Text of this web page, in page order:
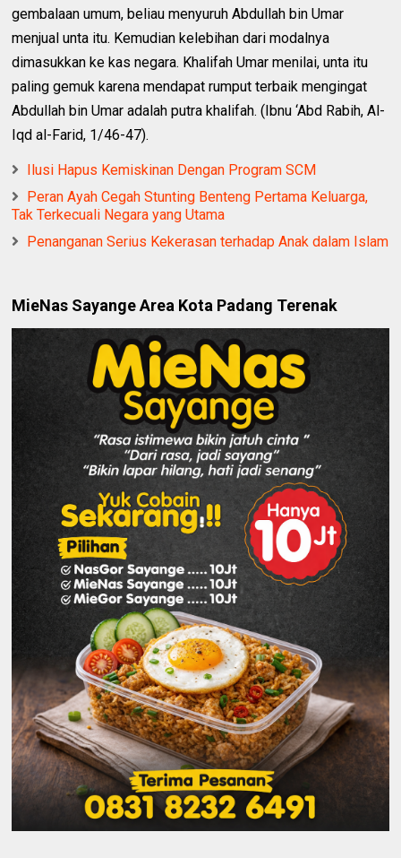
gembalaan umum, beliau menyuruh Abdullah bin Umar
menjual unta itu. Kemudian kelebihan dari modalnya
dimasukkan ke kas negara. Khalifah Umar menilai, unta itu
paling gemuk karena mendapat rumput terbaik mengingat
Abdullah bin Umar adalah putra khalifah. (Ibnu ‘Abd Rabih, Al-
Iqd al-Farid, 1/46-47).
Ilusi Hapus Kemiskinan Dengan Program SCM
Peran Ayah Cegah Stunting Benteng Pertama Keluarga,
Tak Terkecuali Negara yang Utama
Penanganan Serius Kekerasan terhadap Anak dalam Islam
MieNas Sayange Area Kota Padang Terenak